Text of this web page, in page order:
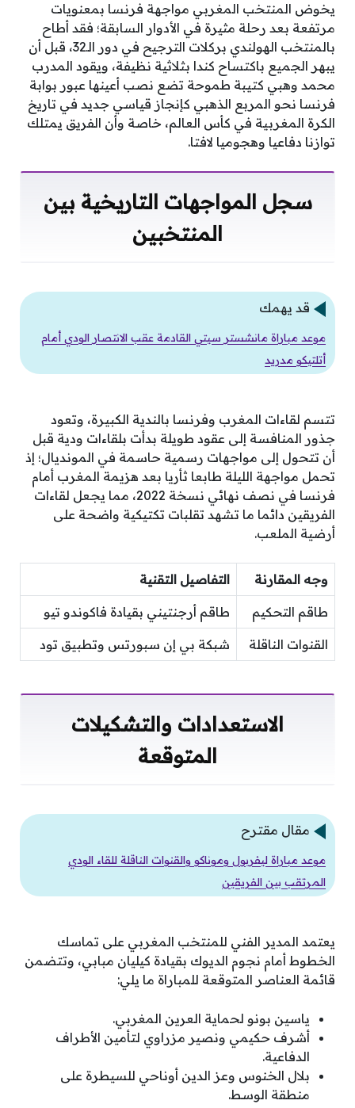
يخوض المنتخب المغربي مواجهة فرنسا بمعنويات
مرتفعة بعد رحلة مثيرة في الأدوار السابقة؛ فقد أطاح
بالمنتخب الهولندي بركلات الترجيح في دور الـ32، قبل أن
يبهر الجميع باكتساح كندا بثلاثية نظيفة، ويقود المدرب
محمد وهبي كتيبة طموحة تضع نصب أعينها عبور بوابة
فرنسا نحو المربع الذهبي كإنجاز قياسي جديد في تاريخ
الكرة المغربية في كأس العالم، خاصة وأن الفريق يمتلك
توازنا دفاعيا وهجوميا لافتا.
سجل المواجهات التاريخية بين
المنتخبين
قد يهمك
موعد مباراة مانشستر سيتي القادمة عقب الانتصار الودي أمام
أتلتيكو مدريد
تتسم لقاءات المغرب وفرنسا بالندية الكبيرة، وتعود
جذور المنافسة إلى عقود طويلة بدأت بلقاءات ودية قبل
أن تتحول إلى مواجهات رسمية حاسمة في المونديال؛ إذ
تحمل مواجهة الليلة طابعا ثأريا بعد هزيمة المغرب أمام
فرنسا في نصف نهائي نسخة 2022، مما يجعل لقاءات
الفريقين دائما ما تشهد تقلبات تكتيكية واضحة على
أرضية الملعب.
وجه المقارنة التفاصيل التقنية
طاقم التحكيم طاقم أرجنتيني بقيادة فاكوندو تيو
القنوات الناقلة شبكة بي إن سبورتس وتطبيق تود
الاستعدادات والتشكيلات
المتوقعة
مقال مقترح
موعد مباراة ليفربول وموناكو والقنوات الناقلة للقاء الودي
المرتقب بين الفريقين
يعتمد المدير الفني للمنتخب المغربي على تماسك
الخطوط أمام نجوم الديوك بقيادة كيليان مبابي، وتتضمن
قائمة العناصر المتوقعة للمباراة ما يلي:
ياسين بونو لحماية العرين المغربي.
أشرف حكيمي ونصير مزراوي لتأمين الأطراف
الدفاعية.
بلال الخنوس وعز الدين أوناحي للسيطرة على
منطقة الوسط.